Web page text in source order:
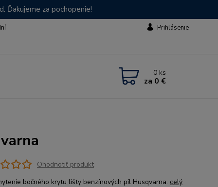
Ďakujeme za pochopenie!
Prihlásenie
0 ks
za 0 €
Ohodnotiť produkt
bočného krytu lišty benzínových píl Husqvarna. celý